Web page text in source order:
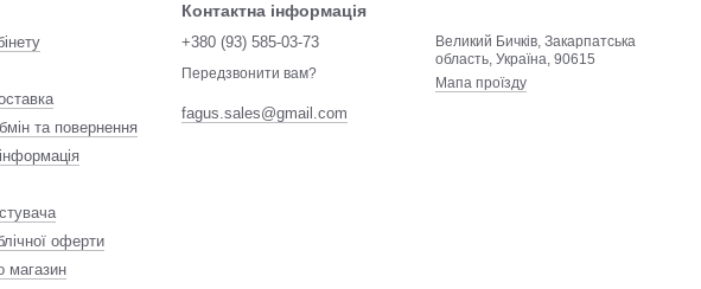
та повернення
оферти
магазин
Контактна інформація
+380 (93) 585-03-73
Передзвонити вам?
fagus.sales@gmail.com
Великий Бичків, Закарпатська
область, Україна, 90615
Мапа проїзду